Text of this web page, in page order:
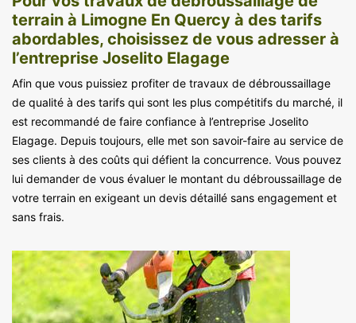
terrain à Limogne En Quercy à des tarifs
abordables, choisissez de vous adresser à
l’entreprise Joselito Elagage
Afin que vous puissiez profiter de travaux de débroussaillage
de qualité à des tarifs qui sont les plus compétitifs du marché, il
est recommandé de faire confiance à l’entreprise Joselito
Elagage. Depuis toujours, elle met son savoir-faire au service de
ses clients à des coûts qui défient la concurrence. Vous pouvez
lui demander de vous évaluer le montant du débroussaillage de
votre terrain en exigeant un devis détaillé sans engagement et
sans frais.